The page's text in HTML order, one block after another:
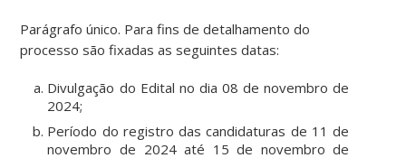
Parágrafo único. Para fins de detalhamento do
processo são fixadas as seguintes datas:
Divulgação do Edital no dia 08 de novembro de
2024;
Período do registro das candidaturas de 11 de
novembro de 2024 até 15 de novembro de